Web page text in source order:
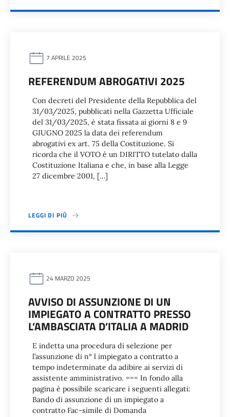
7 APRILE 2025
REFERENDUM ABROGATIVI 2025
Con decreti del Presidente della Repubblica del
31/03/2025, pubblicati nella Gazzetta Ufficiale
del 31/03/2025, è stata fissata ai giorni 8 e 9
GIUGNO 2025 la data dei referendum
abrogativi ex art. 75 della Costituzione. Si
ricorda che il VOTO è un DIRITTO tutelato dalla
Costituzione Italiana e che, in base alla Legge
27 dicembre 2001, […]
LEGGI DI PIÙ
24 MARZO 2025
AVVISO DI ASSUNZIONE DI UN
IMPIEGATO A CONTRATTO PRESSO
L’AMBASCIATA D’ITALIA A MADRID
E indetta una procedura di selezione per
l’assunzione di n° l impiegato a contratto a
tempo indeterminate da adibire ai servizi di
assistente amministrativo. === In fondo alla
pagina è possibile scaricare i seguenti allegati:
Bando di assunzione di un impiegato a
contratto Fac-simile di Domanda